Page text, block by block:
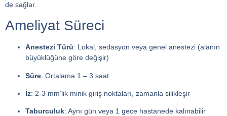
de sağlar.
Ameliyat Süreci
Anestezi Türü: Lokal, sedasyon veya genel anestezi (alanın
büyüklüğüne göre değişir)
Süre: Ortalama 1 – 3 saat
İz: 2-3 mm’lik minik giriş noktaları, zamanla silikleşir
Taburculuk: Aynı gün veya 1 gece hastanede kalınabilir